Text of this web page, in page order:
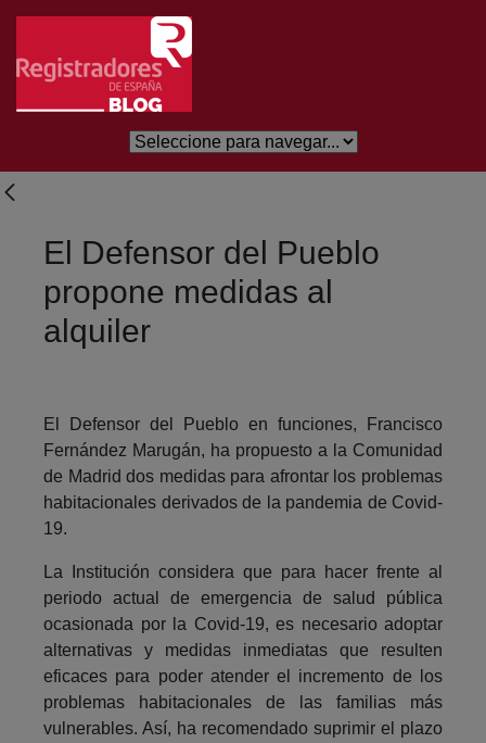
Saltar al contenido principal
El Defensor del Pueblo
propone medidas al
alquiler
El Defensor del Pueblo en funciones, Francisco
Fernández Marugán, ha propuesto a la Comunidad
de Madrid dos medidas para afrontar los problemas
habitacionales derivados de la pandemia de Covid-
19.
La Institución considera que para hacer frente al
periodo actual de emergencia de salud pública
ocasionada por la Covid-19, es necesario adoptar
alternativas y medidas inmediatas que resulten
eficaces para poder atender el incremento de los
problemas habitacionales de las familias más
vulnerables. Así, ha recomendado suprimir el plazo